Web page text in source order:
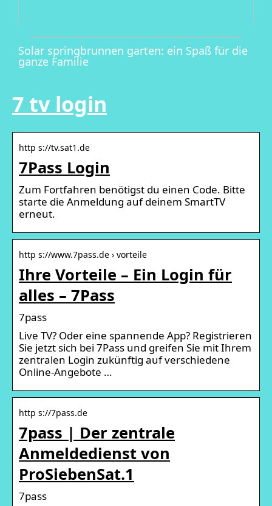
Solar springbrunnen garten: ein Spaß für die
ganze Familie
7 tv login
http s://tv.sat1.de
7Pass Login
Zum Fortfahren benötigst du einen Code. Bitte
starte die Anmeldung auf deinem SmartTV
erneut.
http s://www.7pass.de › vorteile
Ihre Vorteile – Ein Login für
alles – 7Pass
7pass
Live TV? Oder eine spannende App? Registrieren
Sie jetzt sich bei 7Pass und greifen Sie mit Ihrem
zentralen Login zukünftig auf verschiedene
Online-Angebote …
http s://7pass.de
7pass | Der zentrale
Anmeldedienst von
ProSiebenSat.1
7pass